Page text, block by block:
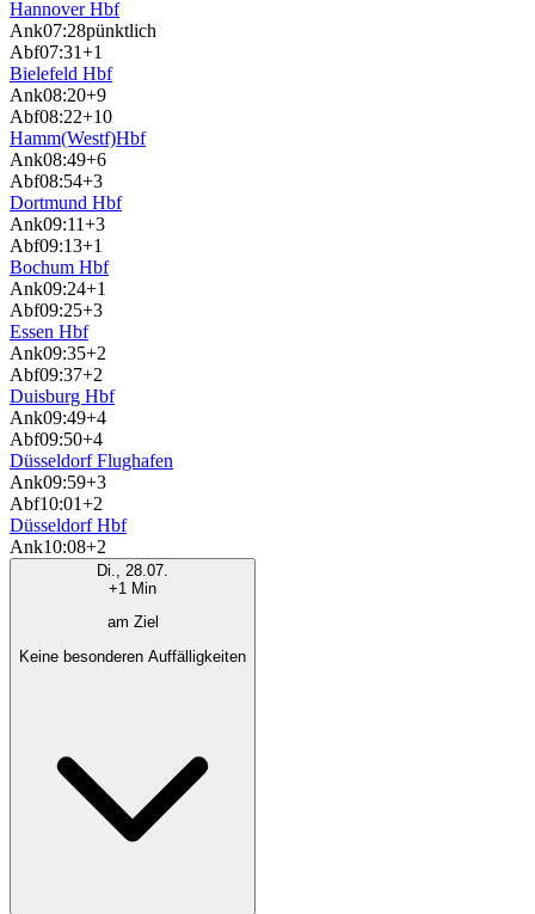
Hannover Hbf
Ank07:28pünktlich
Abf07:31+1
Bielefeld Hbf
Ank08:20+9
Abf08:22+10
Hamm(Westf)Hbf
Ank08:49+6
Abf08:54+3
Dortmund Hbf
Ank09:11+3
Abf09:13+1
Bochum Hbf
Ank09:24+1
Abf09:25+3
Essen Hbf
Ank09:35+2
Abf09:37+2
Duisburg Hbf
Ank09:49+4
Abf09:50+4
Düsseldorf Flughafen
Ank09:59+3
Abf10:01+2
Düsseldorf Hbf
Ank10:08+2
Di., 28.07.
+1 Min
am Ziel
Keine besonderen Auffälligkeiten